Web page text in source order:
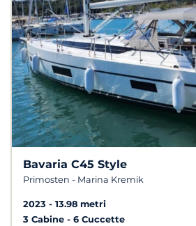
Bavaria C45 Style
Primosten - Marina Kremik
2023
13.98 metri
3 Cabine
6 Cuccette